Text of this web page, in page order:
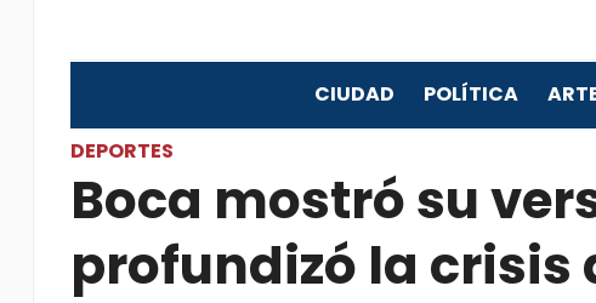
CIUDAD POLÍTICA
DEPORTES
Boca mostró su
profundizó la crisis